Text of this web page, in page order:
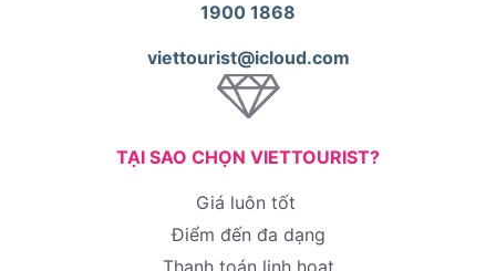
1900 1868
viettourist@icloud.com
TẠI SAO CHỌN VIETTOURIST?
Giá luôn tốt
Điểm đến đa dạng
Thanh toán linh hoạt